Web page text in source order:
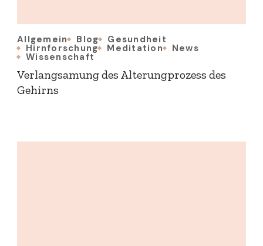
Allgemein Blog Gesundheit
Hirnforschung Meditation News
Wissenschaft
Verlangsamung des Alterungprozess des
Gehirns